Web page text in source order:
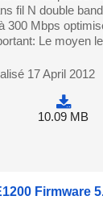
fil N double
300 Mbps
Le moyen
17 April 2012
10.09 MB
Firmware